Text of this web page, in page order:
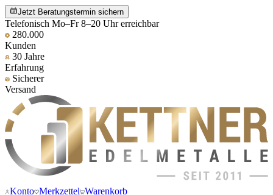
Jetzt Beratungstermin sichern
Telefonisch Mo–Fr 8–20 Uhr erreichbar
280.000
Kunden
30 Jahre
Erfahrung
Sicherer
Versand
Konto Merkzettel Warenkorb